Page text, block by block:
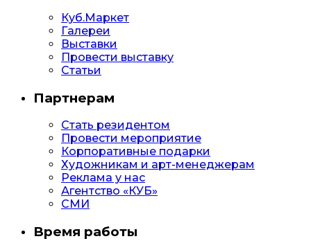
Куб.Маркет
Галереи
Выставки
Провести выставку
Статьи
Партнерам
Стать резидентом
Провести мероприятие
Корпоративные подарки
Художникам и арт-менеджерам
Реклама у нас
Агентство «КУБ»
СМИ
Время работы